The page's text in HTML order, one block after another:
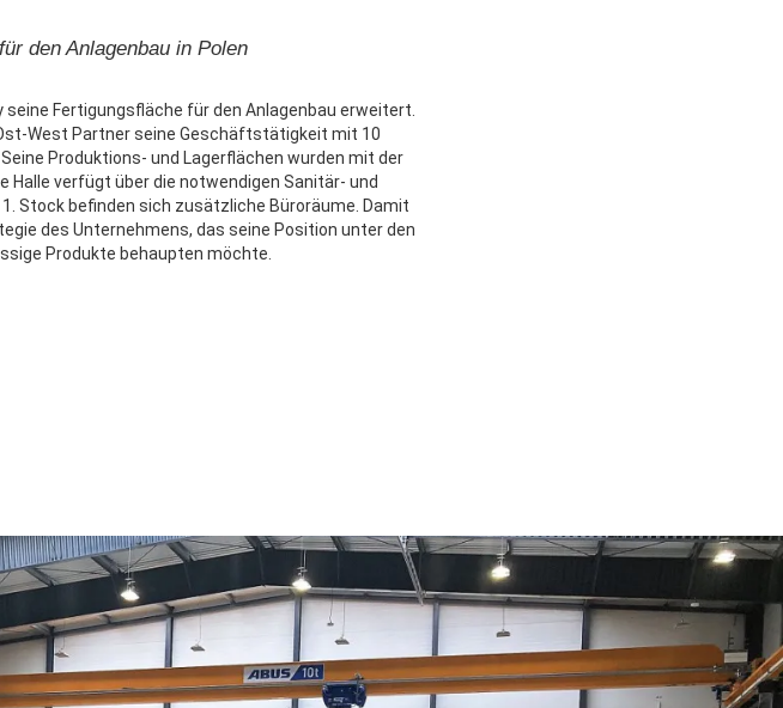
den Anlagenbau in Polen
Fertigungsfläche für den Anlagenbau erweitert.
West Partner seine Geschäftstätigkeit mit 10
Produktions- und Lagerflächen wurden mit der
Halle verfügt über die notwendigen Sanitär- und
Stock befinden sich zusätzliche Büroräume. Damit
des Unternehmens, das seine Position unter den
Produkte behaupten möchte.